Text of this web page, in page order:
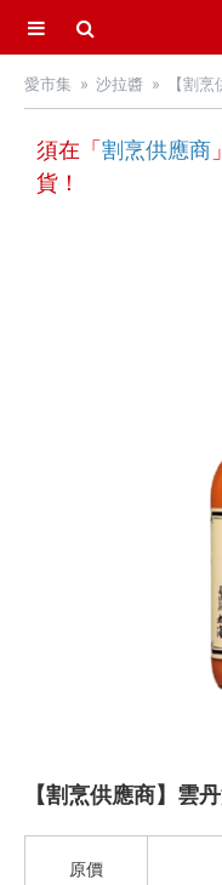
選單
首頁
愛市集商品館
火腿．起司．歐陸食材
熟食 / 小吃 / 鮑魚罐
喫茶喝咖啡 / 飲料
油鹽醬醋
愛市集 沙拉醬 【割
須在「 割烹供應商
貨！
【割烹供應商】雲
原價